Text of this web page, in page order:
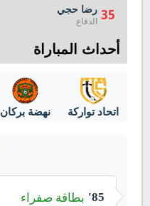
35 رضا حجي
الدفاع
أحداث المباراة
اتحاد تواركة نهضة بركان
85' بطاقة صفراء